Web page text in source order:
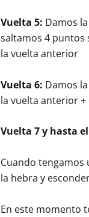
Vuelta 5: Damos
saltamos 4 puntos
la vuelta anterior
Vuelta 6: Damos
la vuelta anterior +
Vuelta 7 y hasta
Cuando tengamos
la hebra y
En este momento